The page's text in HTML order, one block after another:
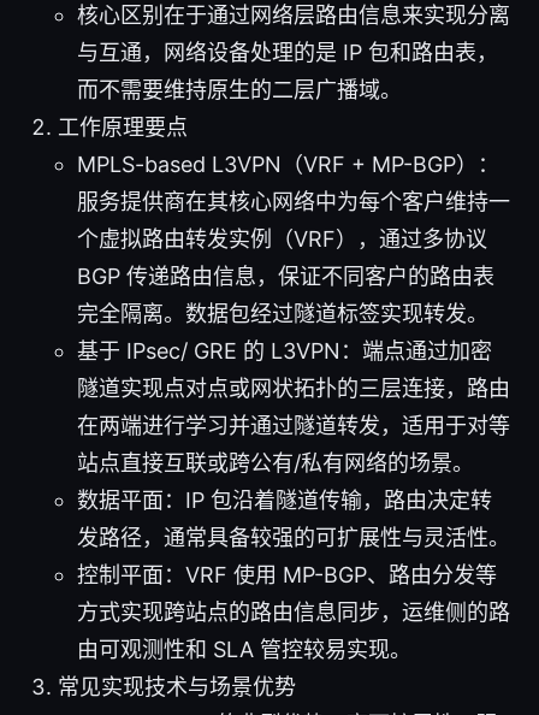
核心区别在于通过网络层路由信息来实现分离
与互通，网络设备处理的是 IP 包和路由表，
而不需要维持原生的二层广播域。
工作原理要点
MPLS-based L3VPN（VRF + MP-BGP）：
服务提供商在其核心网络中为每个客户维持一
个虚拟路由转发实例（VRF），通过多协议
BGP 传递路由信息，保证不同客户的路由表
完全隔离。数据包经过隧道标签实现转发。
基于 IPsec/ GRE 的 L3VPN：端点通过加密
隧道实现点对点或网状拓扑的三层连接，路由
在两端进行学习并通过隧道转发，适用于对等
站点直接互联或跨公有/私有网络的场景。
数据平面：IP 包沿着隧道传输，路由决定转
发路径，通常具备较强的可扩展性与灵活性。
控制平面：VRF 使用 MP-BGP、路由分发等
方式实现跨站点的路由信息同步，运维侧的路
由可观测性和 SLA 管控较易实现。
常见实现技术与场景优势